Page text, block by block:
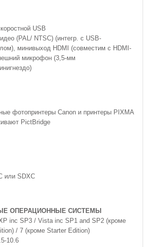
USB
(PAL/ NTSC) (интегр. с USB-
минивыход HDMI (совместим с HDMI-
микрофон (3,5-мм
фотопринтеры Canon и принтеры PIXMA
PictBridge
или SDXC
ОПЕРАЦИОННЫЕ СИСТЕМЫ
inc SP3 / Vista inc SP1 and SP2 (кроме
/ 7 (кроме Starter Edition)
10.6